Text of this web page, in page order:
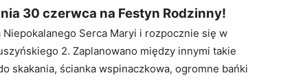
30 czerwca na Festyn Rodzinny!
Serca Maryi i rozpocznie się w
2. Zaplanowano między innymi takie
skakania, ścianka wspinaczkowa, ogromne bańki